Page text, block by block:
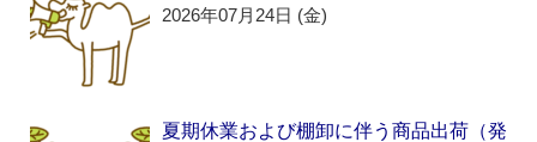
2026年07月24日 (金)
夏期休業および棚卸に伴う商品出荷（発